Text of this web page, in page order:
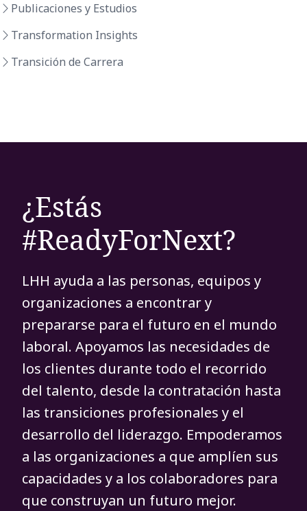
Publicaciones y Estudios
Transformation Insights
Transición de Carrera
¿Estás
#ReadyForNext?
LHH ayuda a las personas, equipos y
organizaciones a encontrar y
prepararse para el futuro en el mundo
laboral. Apoyamos las necesidades de
los clientes durante todo el recorrido
del talento, desde la contratación hasta
las transiciones profesionales y el
desarrollo del liderazgo. Empoderamos
a las organizaciones a que amplíen sus
capacidades y a los colaboradores para
que construyan un futuro mejor.